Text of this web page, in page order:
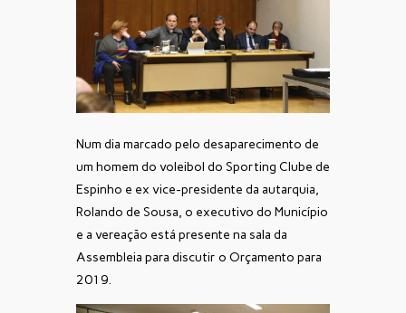
Num dia marcado pelo desaparecimento de
um homem do voleibol do Sporting Clube de
Espinho e ex vice-presidente da autarquia,
Rolando de Sousa, o executivo do Município
e a vereação está presente na sala da
Assembleia para discutir o Orçamento para
2019.